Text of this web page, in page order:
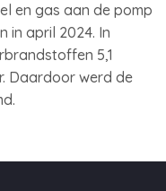
en gas aan de pomp
in april 2024. In
5,1
Daardoor werd de